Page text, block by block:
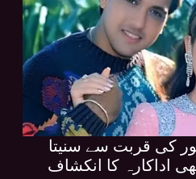
کی قربت سے سنیتا
اداکارہ کا انکشاف